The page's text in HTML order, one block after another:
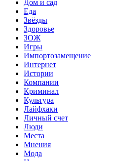
Дом и сад
Еда
Звёзды
Здоровье
ЗОЖ
Игры
Импортозамещение
Интернет
Истории
Компании
Криминал
Культура
Лайфхаки
Личный счет
Люди
Места
Мнения
Мода